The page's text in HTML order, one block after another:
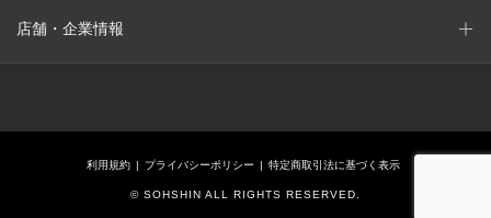
店舗・企業情報
利用規約 プライバシーポリシー 特定商取引法に基づく表示
© SOHSHIN ALL RIGHTS RESERVED.